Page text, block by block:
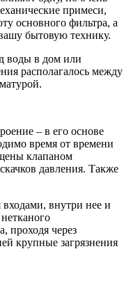
примеси,
основного фильтра, а
бытовую технику.
воды в дом или
располагалось между
– в его основе
время от времени
клапаном
давления. Также
внутри нее и
проходя через
крупные загрязнения